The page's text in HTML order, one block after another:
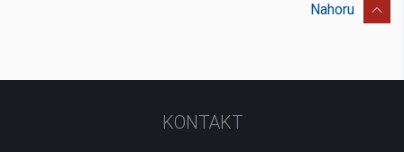
Nahoru
KONTAKT